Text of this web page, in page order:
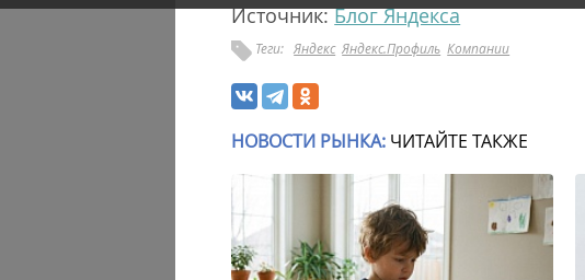
Источник:Блог Яндекса
Теги: Яндекс Яндекс.Профиль Компании
НОВОСТИ РЫНКА: ЧИТАЙТЕ ТАКЖЕ